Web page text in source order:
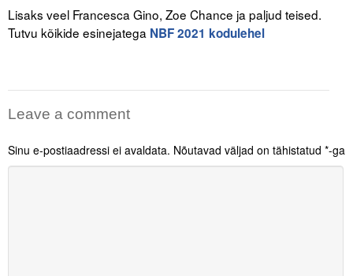
Lisaks veel Francesca Gino, Zoe Chance ja paljud teised.
Tutvu kõikide esinejatega NBF 2021 kodulehel
Leave a comment
Sinu e-postiaadressi ei avaldata. Nõutavad väljad on tähistatud *-ga